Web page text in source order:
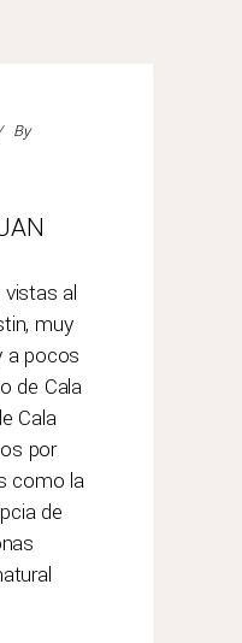
By
al
muy
a pocos
de Cala
Cala
por
como la
de